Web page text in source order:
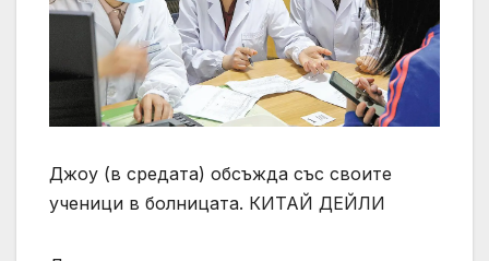
Джоу (в средата) обсъжда със своите
ученици в болницата. КИТАЙ ДЕЙЛИ